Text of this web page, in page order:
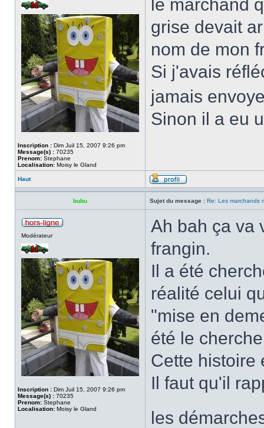
Inscription : Dim Juil 15, 2007 9:26 pm
Message(s) : 70235
Prenom: Stephane
Localisation: Moisy le Gland
le marchand
grise devait
nom de mon
Si j'avais
jamais
Sinon il a eu
Haut
bubu Sujet du message : Re: Les marchands
Modérateur
Inscription : Dim Juil 15, 2007 9:26 pm
Message(s) : 70235
Prenom: Stephane
Localisation: Moisy le Gland
Ah bah ça va
frangin.
Il a été
réalité celui
"mise en
été le
Cette histoire
Il faut qu'il
les